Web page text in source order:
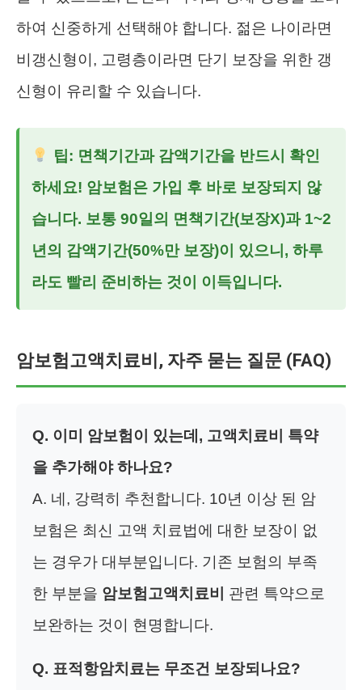
하여 신중하게 선택해야 합니다. 젊은 나이라면
비갱신형이, 고령층이라면 단기 보장을 위한 갱
신형이 유리할 수 있습니다.
팁: 면책기간과 감액기간을 반드시 확인
하세요! 암보험은 가입 후 바로 보장되지 않
습니다. 보통 90일의 면책기간(보장X)과 1~2
년의 감액기간(50%만 보장)이 있으니, 하루
라도 빨리 준비하는 것이 이득입니다.
암보험고액치료비, 자주 묻는 질문 (FAQ)
Q. 이미 암보험이 있는데, 고액치료비 특약
을 추가해야 하나요?
A. 네, 강력히 추천합니다. 10년 이상 된 암
보험은 최신 고액 치료법에 대한 보장이 없
는 경우가 대부분입니다. 기존 보험의 부족
한 부분을 암보험고액치료비
관련 특약으로
보완하는 것이 현명합니다.
Q. 표적항암치료는 무조건 보장되나요?